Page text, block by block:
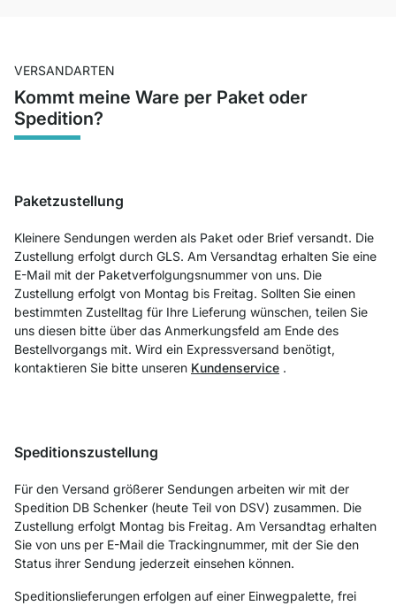
VERSANDARTEN
Kommt meine Ware per Paket oder
Spedition?
Paketzustellung
Kleinere Sendungen werden als Paket oder Brief versandt. Die
Zustellung erfolgt durch GLS. Am Versandtag erhalten Sie eine
E-Mail mit der Paketverfolgungsnummer von uns. Die
Zustellung erfolgt von Montag bis Freitag. Sollten Sie einen
bestimmten Zustelltag für Ihre Lieferung wünschen, teilen Sie
uns diesen bitte über das Anmerkungsfeld am Ende des
Bestellvorgangs mit. Wird ein Expressversand benötigt,
kontaktieren Sie bitte unseren Kundenservice .
Speditionszustellung
Für den Versand größerer Sendungen arbeiten wir mit der
Spedition DB Schenker (heute Teil von DSV) zusammen. Die
Zustellung erfolgt Montag bis Freitag. Am Versandtag erhalten
Sie von uns per E-Mail die Trackingnummer, mit der Sie den
Status ihrer Sendung jederzeit einsehen können.
Speditionslieferungen erfolgen auf einer Einwegpalette, frei